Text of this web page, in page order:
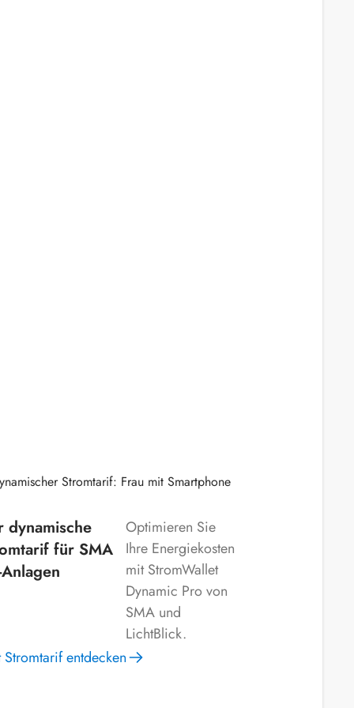
dynamische
für SMA
Optimieren Sie
Ihre Energiekosten
mit StromWallet
Dynamic Pro von
SMA und
LichtBlick.
Stromtarif entdecken